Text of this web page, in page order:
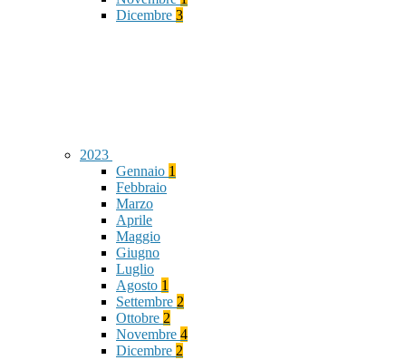
Dicembre 3
2023
Gennaio 1
Febbraio
Marzo
Aprile
Maggio
Giugno
Luglio
Agosto 1
Settembre 2
Ottobre 2
Novembre 4
Dicembre 2